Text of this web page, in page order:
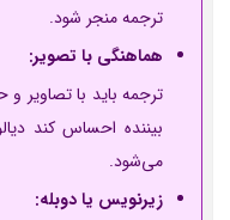
ترجمه منجر شود.
هماهنگی با تصویر:
ترجمه باید با تصاویر
بیننده احساس کند
می‌شود.
زیرنویس یا دوبله: